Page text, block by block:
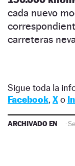
cada nuevo
carreteras
Sigue toda la
Facebook, Xo
ARCHIVADO EN ·